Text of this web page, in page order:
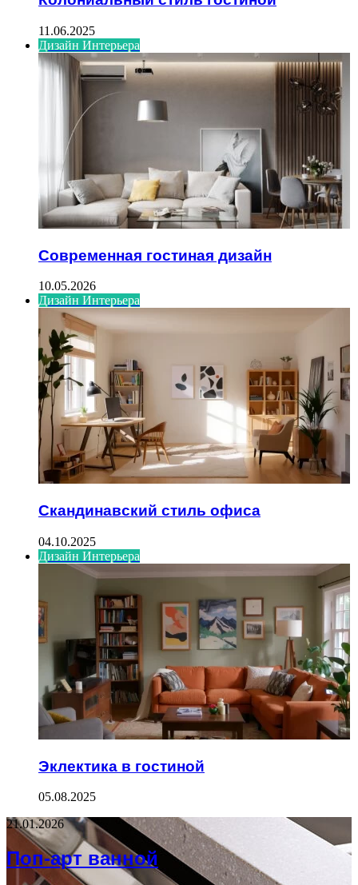
11.06.2025
Дизайн Интерьера
Современная гостиная дизайн
10.05.2026
Дизайн Интерьера
Скандинавский стиль офиса
04.10.2025
Дизайн Интерьера
Эклектика в гостиной
05.08.2025
21.01.2026
Поп-арт ванной